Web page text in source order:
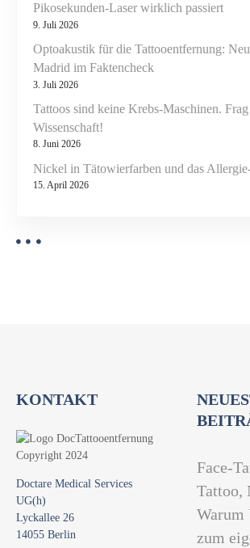
Pikosekunden-Laser wirklich passiert
9. Juli 2026
Optoakustik für die Tattooentfernung:
Madrid im Faktencheck
3. Juli 2026
Tattoos sind keine Krebs-Maschinen.
Wissenschaft!
8. Juni 2026
Nickel in Tätowierfarben und das
15. April 2026
KONTAKT
Doctare Medical Services
UG(h)
Lyckallee 26
14055 Berlin
Face-
Tattoo,
zum